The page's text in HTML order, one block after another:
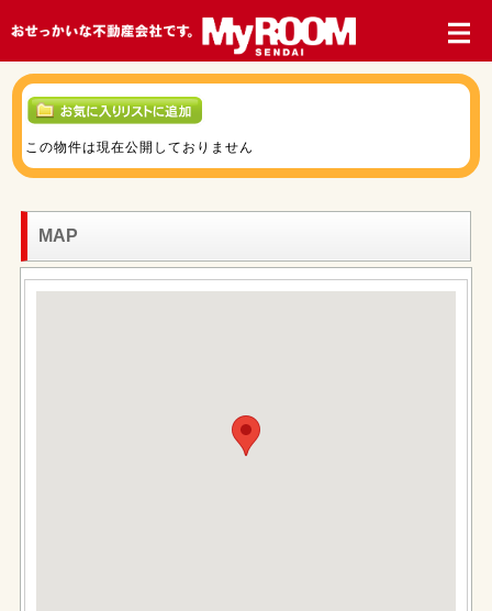
この物件は現在公開しておりません
MAP